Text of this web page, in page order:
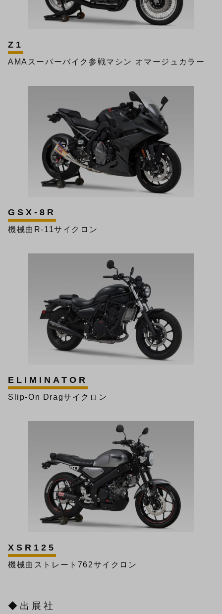
Z1
AMAスーパーバイク参戦マシン オマージュカラー
GSX-8R
機械曲R-11サイクロン
ELIMINATOR
Slip-On Dragサイクロン
XSR125
機械曲ストレート762サイクロン
◆出展社